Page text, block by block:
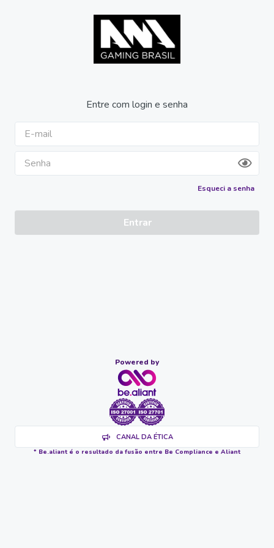
Entre com login e senha
Esqueci a senha
Entrar
Powered by
CANAL DA ÉTICA
* Be.aliant é o resultado da fusão entre Be Compliance e Aliant